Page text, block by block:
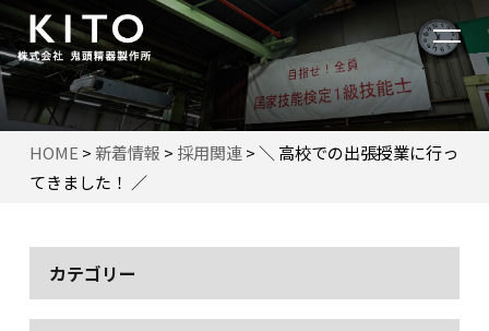
HOME > 新着情報 > 採用関連>＼ 高校での出張授業に行っ
てきました！ ／
カテゴリー